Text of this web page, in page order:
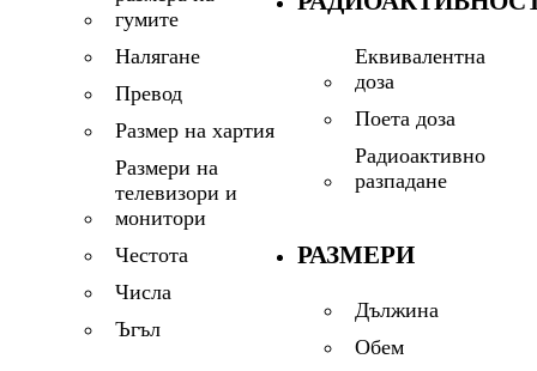
гумите
Налягане
Превод
Размер на хартия
Размери на
телевизори и
монитори
Честота
Числа
Ъгъл
Еквивалентна
доза
Поета доза
Радиоактивно
разпадане
РАЗМЕРИ
Дължина
Обем